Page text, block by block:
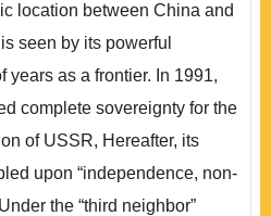
location between China and
seen by its powerful
years as a frontier. In 1991,
complete sovereignty for the
of USSR, Hereafter, its
upon “independence, non-
the “third neighbor”